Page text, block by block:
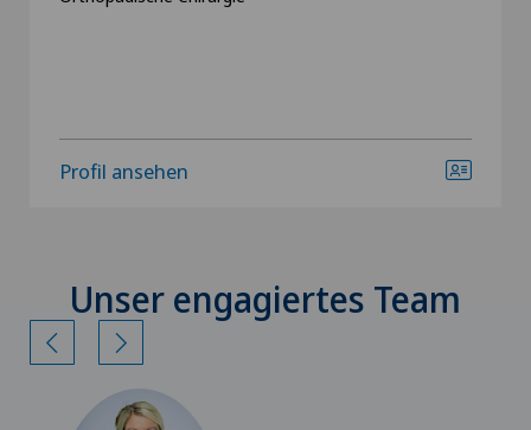
Profil ansehen
Unser engagiertes Team